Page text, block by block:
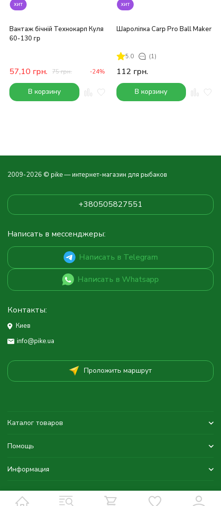
хит
Вантаж бічній Технокарп Куля
60-130 гр
57,10 грн. 75грн. -24%
В корзину
хит
Шароліпка Carp Pro Ball Maker
5.0 (1)
112 грн.
В корзину
2009-2026 © pike — интернет-магазин для рыбаков
+380505827551
Написать в мессенджеры:
Написать в Telegram
Написать в Whatsapp
Контакты:
Киев
info@pike.ua
Проложить маршрут
Каталог товаров
Помощь
Информация